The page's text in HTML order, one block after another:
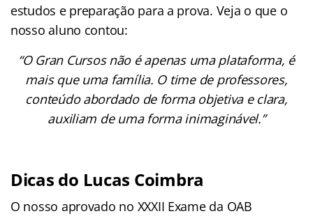
estudos e preparação para a prova. Veja o que o
nosso aluno contou:
“O Gran Cursos não é apenas uma plataforma, é
mais que uma família. O time de professores,
conteúdo abordado de forma objetiva e clara,
auxiliam de uma forma inimaginável.”
Dicas do Lucas Coimbra
O nosso aprovado no XXXII Exame da OAB